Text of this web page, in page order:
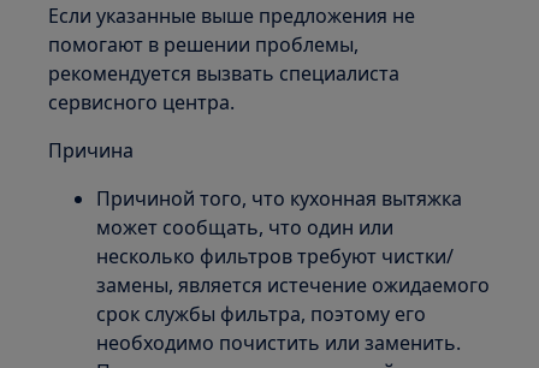
Если указанные выше предложения не
помогают в решении проблемы,
рекомендуется вызвать специалиста
сервисного центра.
Причина
Причиной того, что кухонная вытяжка
может сообщать, что один или
несколько фильтров требуют чистки/
замены, является истечение ожидаемого
срок службы фильтра, поэтому его
необходимо почистить или заменить.